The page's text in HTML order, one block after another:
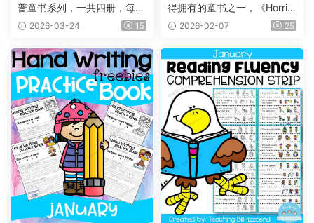
普童书系列，一共四册，每册
225页，自然+海洋+食物+农
有趣，特别适合小朋友们阅
读。
2026-03-24 15
得拥有的童书之一，《Horrid
Henry 》淘气包亨利系列，P
集、电影、练习等
2026-02-07 25